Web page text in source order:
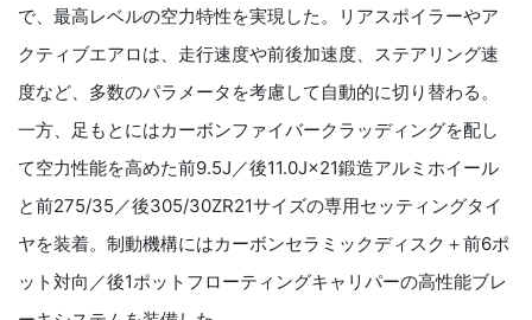
で、最高レベルの空力特性を実現した。リアスポイラーやア
クティブエアロは、走行速度や前後加速度、ステアリング速
度など、多数のパラメータを考慮して自動的に切り替わる。
一方、足もとにはカーボンファイバークラッディングを配し
て空力性能を高めた前9.5J／後11.0J×21鍛造アルミホイール
と前275/35／後305/30ZR21サイズの専用セッティングタイ
ヤを装着。制動機構にはカーボンセラミックディスク＋前6ポ
ット対向／後1ポットフローティングキャリパーの高性能ブレ